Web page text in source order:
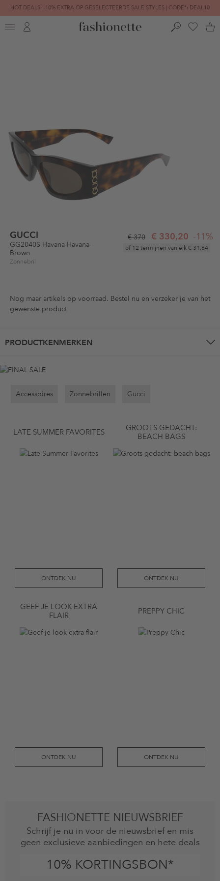
HOT DEALS: -10% EXTRA OP GESELECTEERDE SALE STYLES | CODE*: DEAL10
FINAL SALE | TOT -80% GEREDUCEERD
GUCCI
GG2040S Havana-Havana-
Brown
Zonnebril
€ 370 € 330,20 -11%
of 12 termijnen van elk€ 31,64
Nog maar artikels op voorraad. Bestel nu en verzeker je van het
gewenste product
PRODUCTKENMERKEN
Accessoires Zonnebrillen Gucci
LATE SUMMER FAVORITES
ONTDEK NU
GROOTS GEDACHT:
BEACH BAGS
ONTDEK NU
GEEF JE LOOK EXTRA
FLAIR
ONTDEK NU
PREPPY CHIC
ONTDEK NU
FASHIONETTE NIEUWSBRIEF
Schrijf je nu in voor de nieuwsbrief en mis
geen exclusieve aanbiedingen en hete deals
10% KORTINGSBON*